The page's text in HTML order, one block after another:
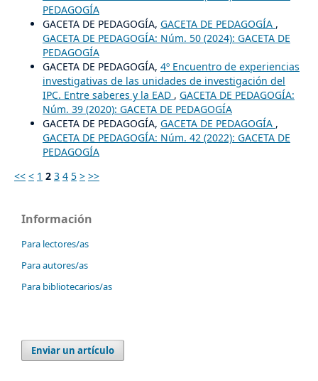
PEDAGOGÍA
GACETA DE PEDAGOGÍA, GACETA DE PEDAGOGÍA ,
GACETA DE PEDAGOGÍA: Núm. 50 (2024): GACETA DE
PEDAGOGÍA
GACETA DE PEDAGOGÍA, 4º Encuentro de experiencias
investigativas de las unidades de investigación del
IPC. Entre saberes y la EAD , GACETA DE PEDAGOGÍA:
Núm. 39 (2020): GACETA DE PEDAGOGÍA
GACETA DE PEDAGOGÍA, GACETA DE PEDAGOGÍA ,
GACETA DE PEDAGOGÍA: Núm. 42 (2022): GACETA DE
PEDAGOGÍA
<< < 1 2 3 4 5 > >>
Información
Para lectores/as
Para autores/as
Para bibliotecarios/as
Enviar un artículo